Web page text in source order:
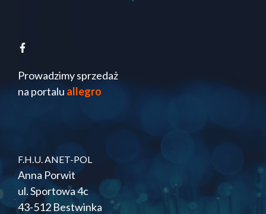
Prowadzimy sprzedaż
na portalu allegro
F.H.U. ANET-POL
Anna Porwit
ul. Sportowa 4c
43-512 Bestwinka